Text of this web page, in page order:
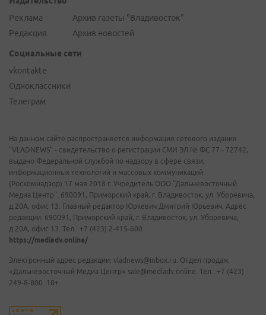
Реклама
Редакция
Архив газеты "Владивосток"
Архив новостей
Социальные сети
vkontakte
Одноклассники
Телеграм
На данном сайте распространяется информация сетевого издания
"VLADNEWS" - свидетельство о регистрации СМИ ЭЛ № ФС 77 - 72742,
выдано Федеральной службой по надзору в сфере связи,
информационных технологий и массовых коммуникаций
(Роскомнадзор) 17 мая 2018 г. Учредитель ООО "Дальневосточный
Медиа Центр". 690091, Приморский край, г. Владивосток, ул. Уборевича,
д.20А, офис 13. Главный редактор Юркевич Дмитрий Юрьевич. Адрес
редакции: 690091, Приморский край, г. Владивосток, ул. Уборевича,
д.20А, офис 13. Тел.: +7 (423) 2-415-600.
https://mediadv.online/
Электронный адрес редакции: vladnews@inbox.ru. Отдел продаж
«Дальневосточный Медиа Центр» sale@mediadv.online. Тел.: +7 (423)
249-8-800. 18+